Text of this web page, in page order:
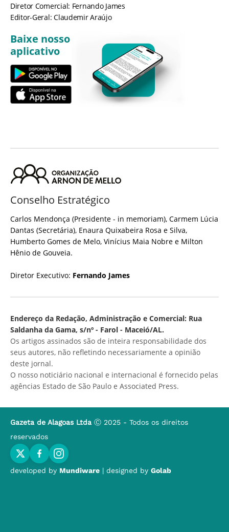
Diretor Comercial: Fernando James
Editor-Geral: Claudemir Araújo
Baixe nosso
aplicativo
Conselho Estratégico
Carlos Mendonça (Presidente - in memoriam), Carmem Lúcia
Dantas (Secretária), Enaura Quixabeira Rosa e Silva,
Humberto Gomes de Melo, Vinícius Maia Nobre e Milton
Hênio de Gouveia.
Diretor Executivo: Fernando James
Endereço da Redação, Administração e Comercial: Rua
Saldanha da Gama, s/nº - Farol - Maceió/AL.
Os artigos assinados são de inteira responsabilidade dos
seus autores, não refletindo necessariamente a opinião
deste jornal.
O nosso noticiário nacional e internacional é fornecido pelas
agências Estado de São Paulo e Associated Press.
Gazeta de Alagoas Ltda Ⓒ 2025 - Todos os direitos
reservados
developed by Mundiware | designed by Golab